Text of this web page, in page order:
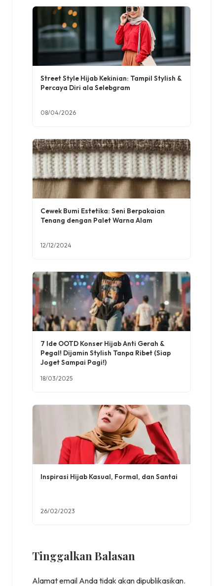
Street Style Hijab Kekinian: Tampil Stylish &
Percaya Diri ala Selebgram
08/04/2026
Cewek Bumi Estetika: Seni Berpakaian
Tenang dengan Palet Warna Alam
12/12/2024
7 Ide OOTD Konser Hijab Anti Gerah &
Pegal! Dijamin Stylish Tanpa Ribet (Siap
Joget Sampai Pagi!)
18/03/2025
Inspirasi Hijab Kasual, Formal, dan Santai
26/02/2023
Tinggalkan Balasan
Alamat email Anda tidak akan dipublikasikan.